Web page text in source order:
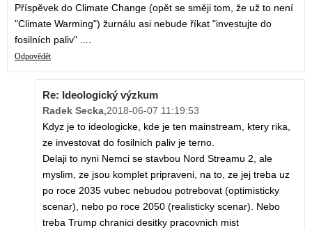
Příspěvek do Climate Change (opět se směji tom, že už to není
"Climate Warming") žurnálu asi nebude říkat "investujte do
fosilních paliv" ....
Odpovědět
Re: Ideologický výzkum
Radek Secka,2018-06-07 11:19:53
Kdyz je to ideologicke, kde je ten mainstream, ktery rika,
ze investovat do fosilnich paliv je terno.
Delaji to nyni Nemci se stavbou Nord Streamu 2, ale
myslim, ze jsou komplet pripraveni, na to, ze jej treba uz
po roce 2035 vubec nebudou potrebovat (optimisticky
scenar), nebo po roce 2050 (realisticky scenar). Nebo
treba Trump chranici desitky pracovnich mist